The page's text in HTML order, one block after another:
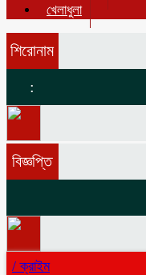
খেলাধুলা
শিরোনাম
:
বিজ্ঞপ্তি
/ক্রাইম